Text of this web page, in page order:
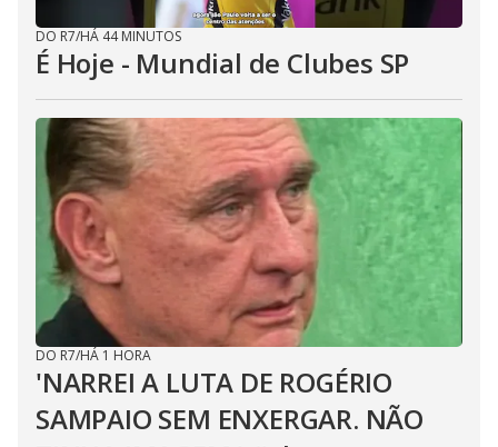
DO R7/HÁ 44 MINUTOS
É Hoje - Mundial de Clubes SP
DO R7/HÁ 1 HORA
'NARREI A LUTA DE ROGÉRIO
SAMPAIO SEM ENXERGAR. NÃO